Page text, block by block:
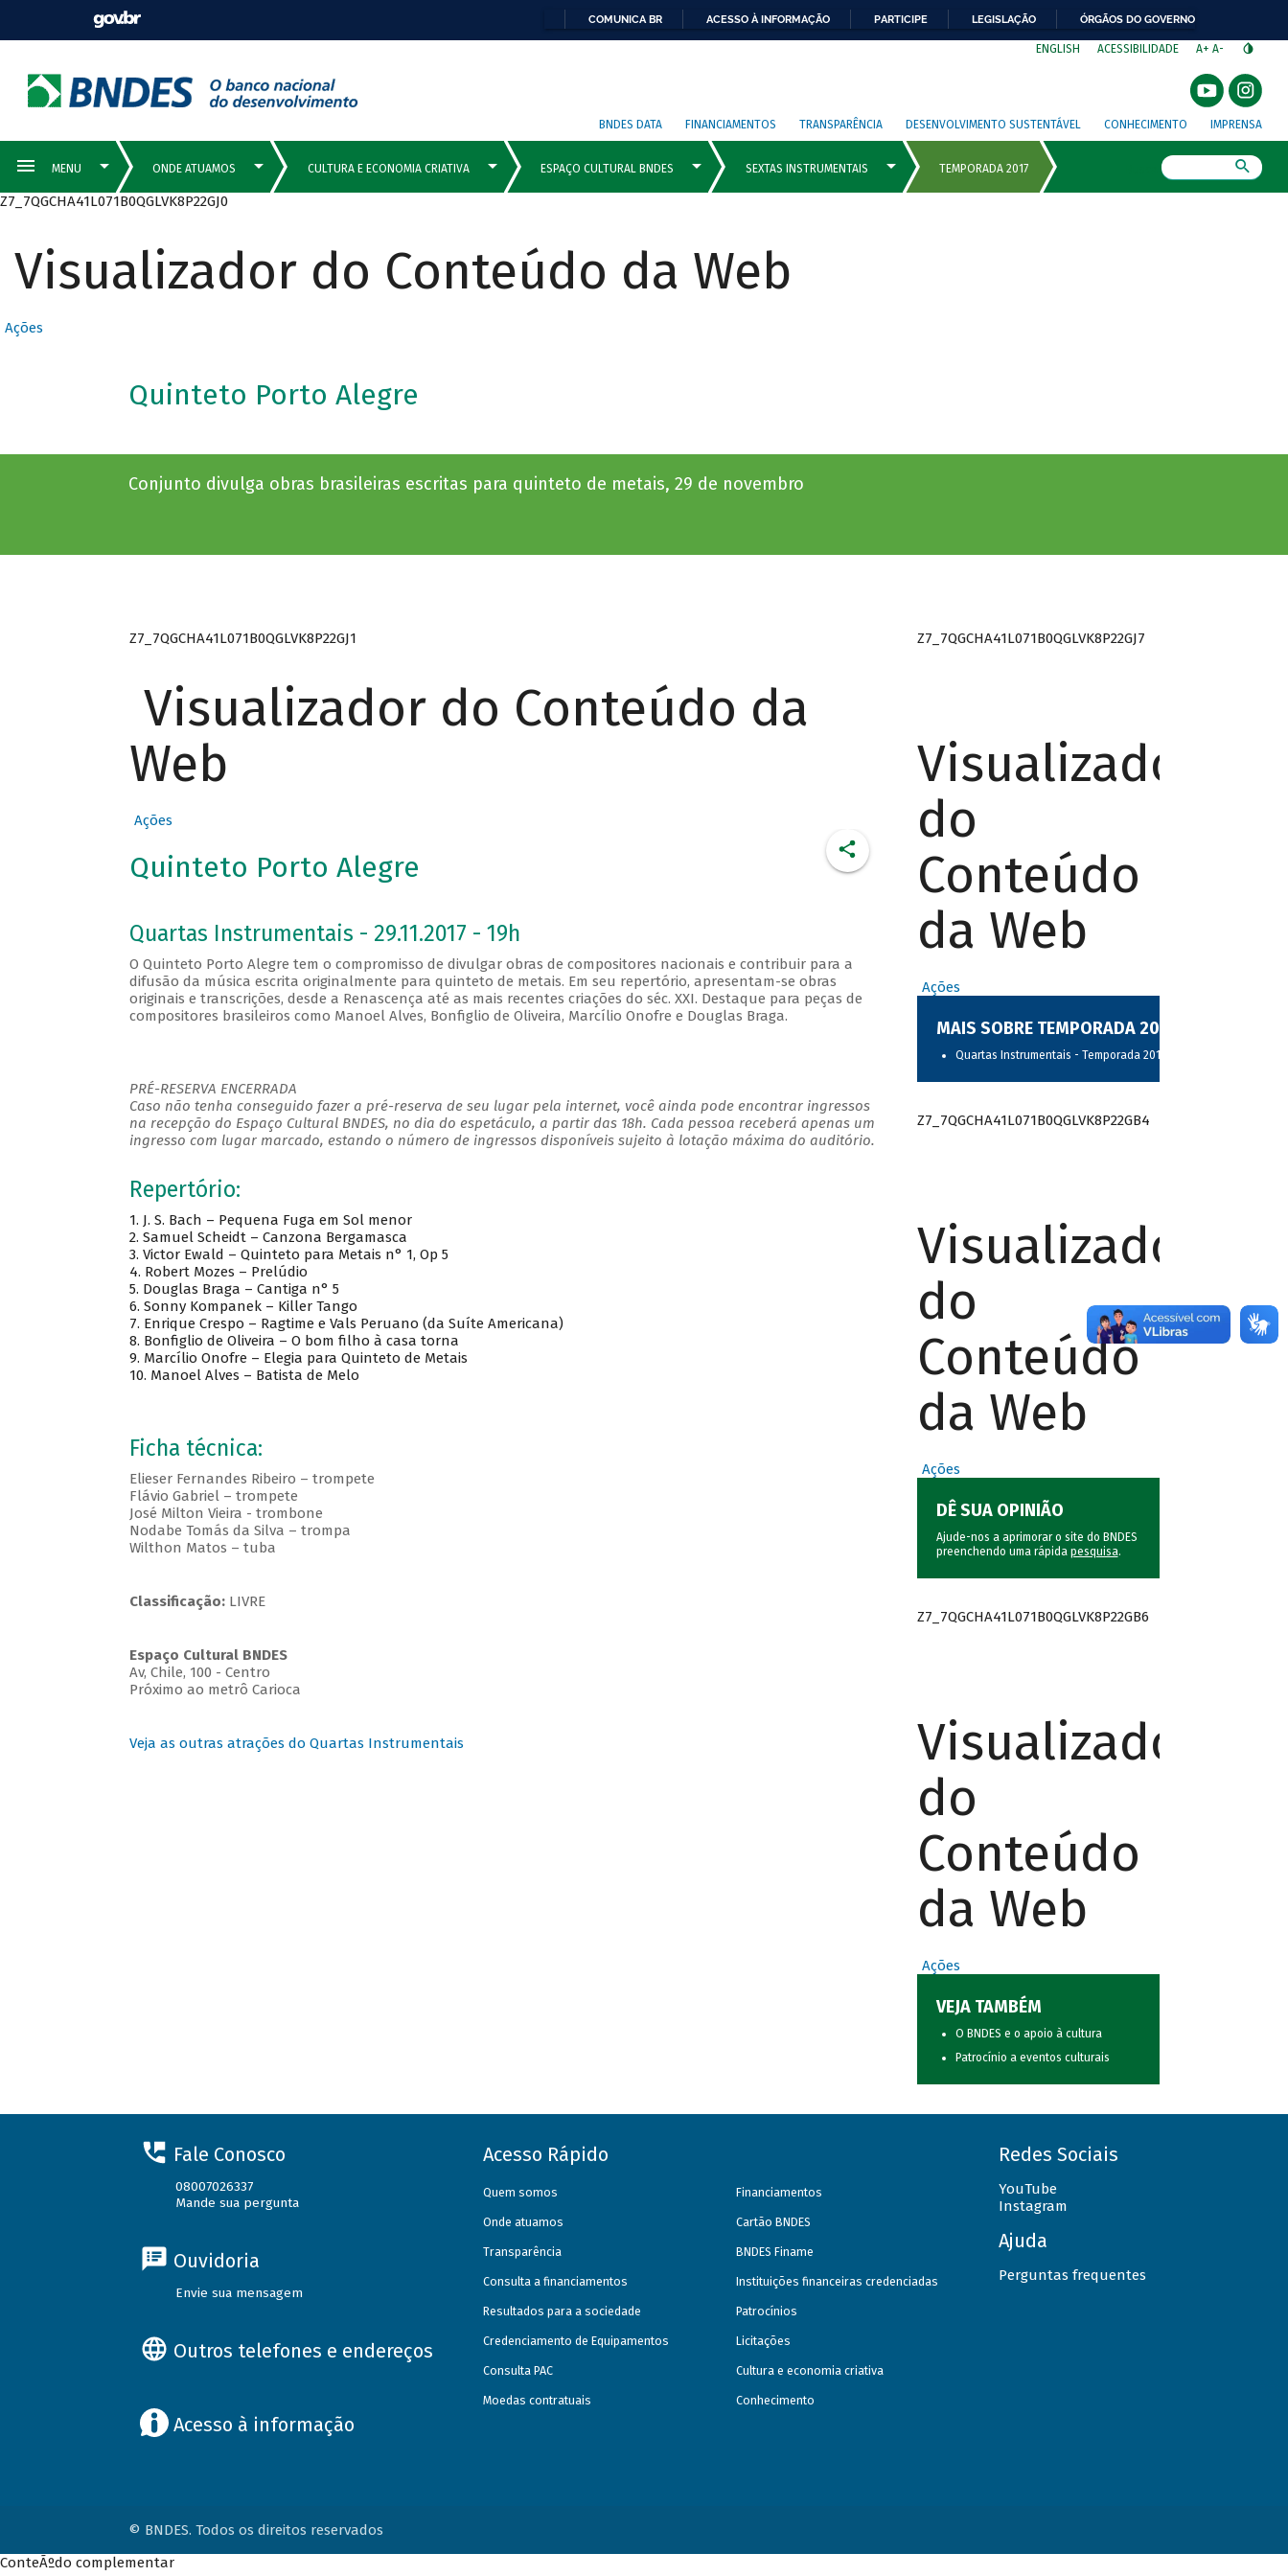
COMUNICA BR ACESSO À INFORMAÇÃO PARTICIPE LEGISLAÇÃO ÓRGÃOS DO GOVERNO
ENGLISH ACESSIBILIDADE A+ A-
BNDES DATA FINANCIAMENTOS TRANSPARÊNCIA DESENVOLVIMENTO SUSTENTÁVEL CONHECIMENTO IMPRENSA
Z7_7QGCHA41L071B0QGLVK8P22GJ0
Visualizador do Conteúdo da Web
Ações
Quinteto Porto Alegre
Conjunto divulga obras brasileiras escritas para quinteto de metais, 29 de novembro
Z7_7QGCHA41L071B0QGLVK8P22GJ1
Visualizador do Conteúdo da
Web
Ações
Quinteto Porto Alegre
Quartas Instrumentais - 29.11.2017 - 19h
O Quinteto Porto Alegre tem o compromisso de divulgar obras de compositores nacionais e contribuir para a
difusão da música escrita originalmente para quinteto de metais. Em seu repertório, apresentam-se obras
originais e transcrições, desde a Renascença até as mais recentes criações do séc. XXI. Destaque para peças de
compositores brasileiros como Manoel Alves, Bonfiglio de Oliveira, Marcílio Onofre e Douglas Braga.
PRÉ-RESERVA ENCERRADA
Caso não tenha conseguido fazer a pré-reserva de seu lugar pela internet, você ainda pode encontrar ingressos
na recepção do Espaço Cultural BNDES, no dia do espetáculo, a partir das 18h. Cada pessoa receberá apenas um
ingresso com lugar marcado, estando o número de ingressos disponíveis sujeito à lotação máxima do auditório.
Repertório:
1. J. S. Bach – Pequena Fuga em Sol menor
2. Samuel Scheidt – Canzona Bergamasca
3. Victor Ewald – Quinteto para Metais n° 1, Op 5
4. Robert Mozes – Prelúdio
5. Douglas Braga – Cantiga n° 5
6. Sonny Kompanek – Killer Tango
7. Enrique Crespo – Ragtime e Vals Peruano (da Suíte Americana)
8. Bonfiglio de Oliveira – O bom filho à casa torna
9. Marcílio Onofre – Elegia para Quinteto de Metais
10. Manoel Alves – Batista de Melo
Ficha técnica:
Elieser Fernandes Ribeiro – trompete
Flávio Gabriel – trompete
José Milton Vieira - trombone
Nodabe Tomás da Silva – trompa
Wilthon Matos – tuba
Classificação:LIVRE
Espaço Cultural BNDES
Av, Chile, 100 - Centro
Próximo ao metrô Carioca
Veja as outras atrações do Quartas Instrumentais
Z7_7QGCHA41L071B0QGLVK8P22GJ7
Visualizador
do
Conteúdo
da Web
Ações
MAIS SOBRE TEMPORADA 2017
Quartas Instrumentais - Temporada 2017
Z7_7QGCHA41L071B0QGLVK8P22GB4
Visualizador
do
Conteúdo
da Web
Ações
DÊ SUA OPINIÃO
Ajude-nos a aprimorar o site do BNDES
preenchendo uma rápida pesquisa.
Z7_7QGCHA41L071B0QGLVK8P22GB6
Visualizador
do
Conteúdo
da Web
Ações
VEJA TAMBÉM
O BNDES e o apoio à cultura
Patrocínio a eventos culturais
Fale Conosco
08007026337
Mande sua pergunta
Ouvidoria
Envie sua mensagem
Outros telefones e endereços
Acesso à informação
Acesso Rápido
Quem somos
Onde atuamos
Transparência
Consulta a financiamentos
Resultados para a sociedade
Credenciamento de Equipamentos
Consulta PAC
Moedas contratuais
Financiamentos
Cartão BNDES
BNDES Finame
Instituições financeiras credenciadas
Patrocínios
Licitações
Cultura e economia criativa
Conhecimento
Redes Sociais
YouTube
Instagram
Ajuda
Perguntas frequentes
© BNDES. Todos os direitos reservados
ConteÃºdo complementar